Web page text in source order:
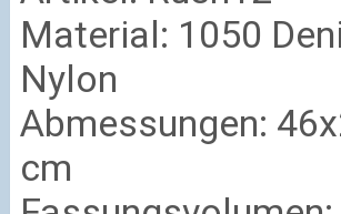
Material: 1050
Nylon
Abmessungen:
cm